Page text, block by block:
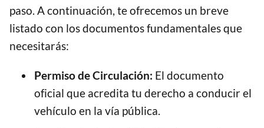
paso. A continuación, te ofrecemos un breve
listado con los documentos fundamentales que
necesitarás:
Permiso de Circulación: El documento
oficial que acredita tu derecho a conducir el
vehículo en la vía pública.